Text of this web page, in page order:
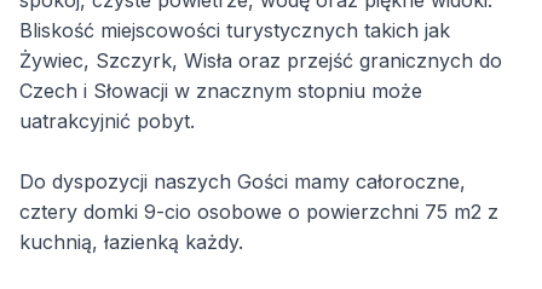
Bliskość miejscowości turystycznych takich jak
Żywiec, Szczyrk, Wisła oraz przejść granicznych do
Czech i Słowacji w znacznym stopniu może
uatrakcyjnić pobyt.
Do dyspozycji naszych Gości mamy całoroczne,
cztery domki 9-cio osobowe o powierzchni 75 m2 z
kuchnią, łazienką każdy.